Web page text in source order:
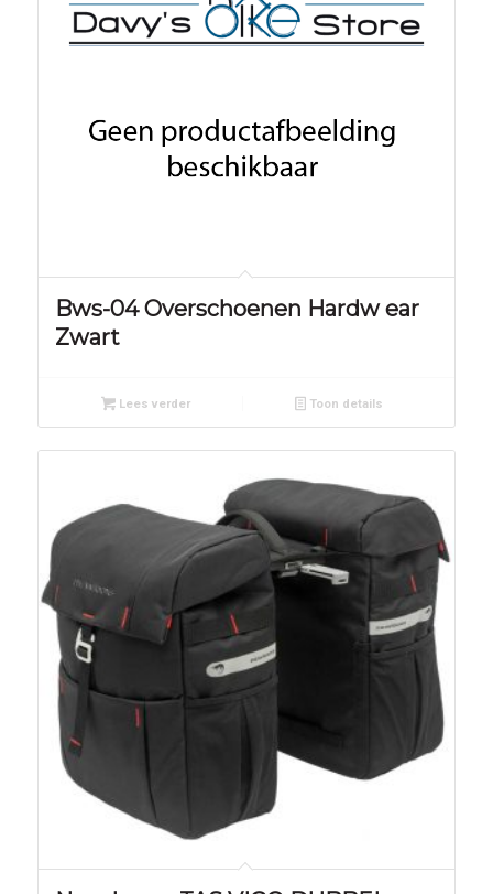
Bws-04 Overschoenen Hardw ear
Zwart
Lees verder Toon details